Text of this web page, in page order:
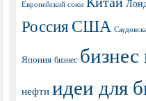
Европейский союз
РоссияСША
Япония бизнес
нефти идеи для